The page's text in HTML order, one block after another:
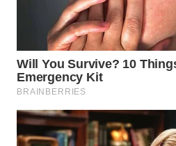
WN
CIREBON
INDRAMAYU